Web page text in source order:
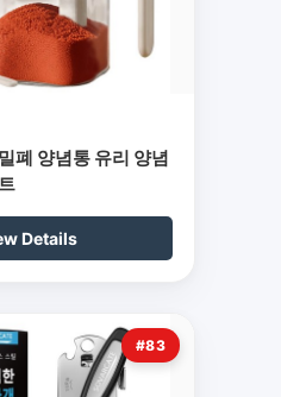
폐 양념통 유리 양념
Details
#83